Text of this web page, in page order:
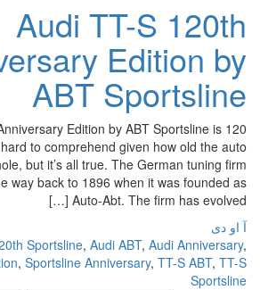
Audi TT-S 120th
Edition by
ABT Sportsline
Anniversary Edition by ABT Sportsline is 120
hard to comprehend given how old the auto
but it’s all true. The German tuning firm
way back to 1896 when it was founded as
Auto-Abt. The firm has evolved […]
آ او دی
120th Sportsline,Audi ABT,Audi Anniversary
,Sportsline Anniversary,TT-S ABT,TT-S
Sportsline